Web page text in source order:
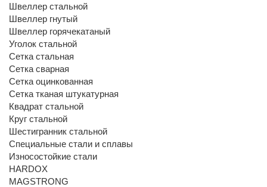
Швеллер стальной
Швеллер гнутый
Швеллер горячекатаный
Уголок стальной
Сетка стальная
Сетка сварная
Сетка оцинкованная
Сетка тканая штукатурная
Квадрат стальной
Круг стальной
Шестигранник стальной
Специальные стали и сплавы
Износостойкие стали
HARDOX
MAGSTRONG